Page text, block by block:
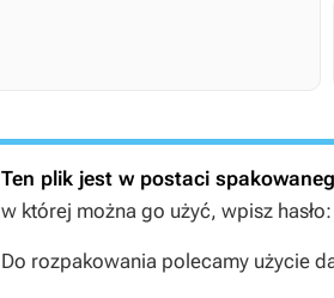
Ten plik jest w postaci
w której można go użyć, wpisz hasło:
Do rozpakowania polecamy użycie